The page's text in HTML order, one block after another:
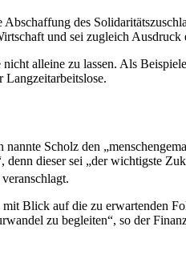
des
und sei zugleich
alleine zu lassen. Als
Langzeitarbeitslose.
Scholz den
dieser sei „der wichtigste
Blick auf die zu erwartenden
zu begleiten“, so der